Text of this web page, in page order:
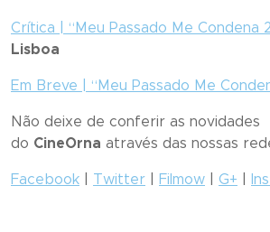
Crítica | “ Meu Passado Me Condena 2
Lisboa
Em Breve | “ Meu Passado Me
Não deixe de conferir as novidades
do CineOrna através das nossas
Facebook Twitter Filmow G+